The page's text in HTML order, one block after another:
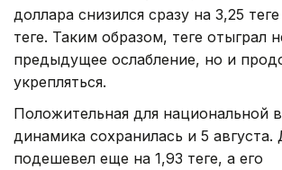
доллара снизился сразу на 3,25
теңге. Таким образом, теңге отыграл
предыдущее ослабление, но и
укрепляться.
Положительная для национальной
динамика сохранилась и 5 августа.
подешевел еще на 1,93 теңге, а его